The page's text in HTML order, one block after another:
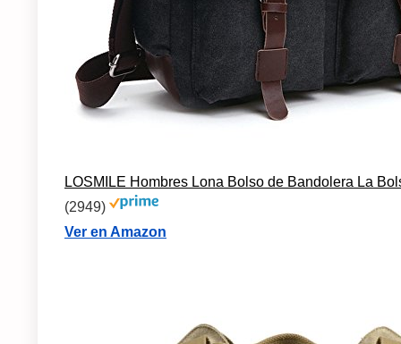
LOSMILE Hombres Lona Bolso de Bandolera La
(2949)
Ver en Amazon